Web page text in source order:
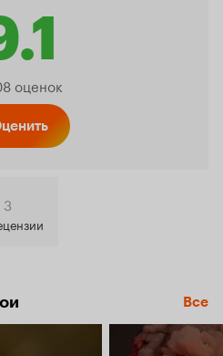
оценок
3
Все